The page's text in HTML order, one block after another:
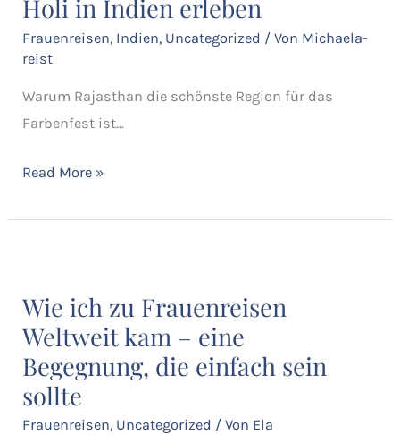
Holi in Indien erleben
Frauenreisen, Indien, Uncategorized / Von Michaela-
reist
Warum Rajasthan die schönste Region für das
Farbenfest ist…
Indien
erleben
Read More »
Wie ich zu Frauenreisen
Weltweit kam – eine
Begegnung, die einfach sein
sollte
Frauenreisen, Uncategorized / Von Ela
zu
Frauenreisen
Weltweit
kam
–